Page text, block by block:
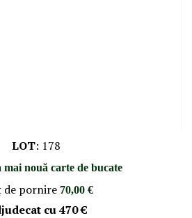
LOT: 178
mai nouă carte de bucate
de pornire 70,00 €
cu470 €